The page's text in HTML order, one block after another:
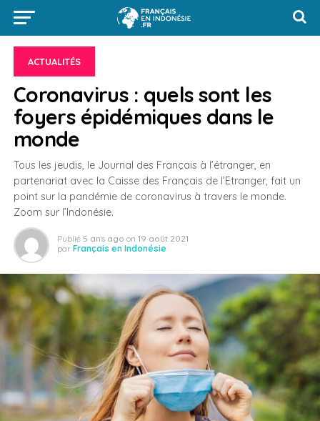
ACTUALITÉS
Coronavirus : quels sont les
foyers épidémiques dans le
monde
Tous les jeudis, le Journal des Français à l’étranger, en
partenariat avec la Caisse des Français de l’Etranger, fait un
point sur la pandémie de coronavirus à travers le monde.
Zoom sur l’Indonésie.
Publié 5 ans ago on 19 août 2021
par Français en Indonésie